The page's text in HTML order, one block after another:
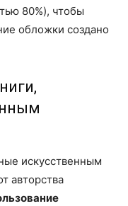
80%), чтобы
обложки создано
искусственным
авторства